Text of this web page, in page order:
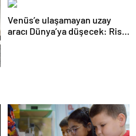
Venüs’e ulaşamayan uzay
aracı Dünya’ya düşecek: Risk